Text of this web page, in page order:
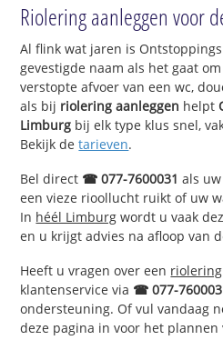
Riolering aanleggen voor
Al flink wat jaren is
gevestigde naam als het gaat
verstopte afvoer van een wc,
als bij riolering aanleggen helpt
Limburg bij elk type klus snel,
Bekijk detarieven.
Bel direct ☎ 077-7600031 als
een vieze rioollucht ruikt of uw
In héél Limburg wordt u vaak
en u krijgt advies na afloop van
Heeft u vragen over een
klantenservice via ☎ 077-
ondersteuning. Of vul vandaag
deze pagina in voor het plannen